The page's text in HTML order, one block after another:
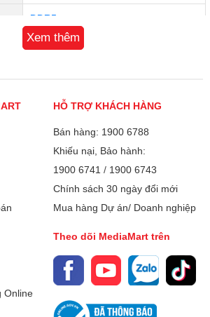
nét
DDR5
2TB
Chống chói Anti Glare
120Hz
Eyesafe
Intel Arc Graphics
Xem thêm
HỖ TRỢ KHÁCH HÀNG
Bán hàng: 1900 6788
Khiếu nại, Bảo hành:
1900 6741 / 1900 6743
Chính sách 30 ngày đổi mới
Mua hàng Dự án/ Doanh nghiệp
Online
Theo dõi MediaMart trên